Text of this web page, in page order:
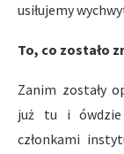
usiłujemy
To, co zostało
Zanim zostały
już tu i ówdzie
członkami